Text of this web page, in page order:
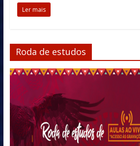
Ler mais
Roda de estudos